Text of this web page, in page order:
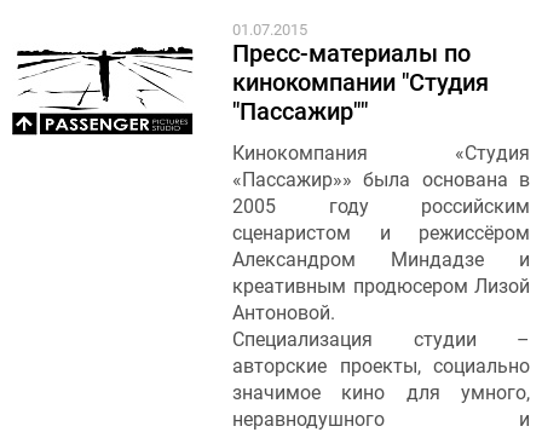
01.07.2015
Пресс-материалы по
кинокомпании "Студия
"Пассажир""
Кинокомпания «Студия
«Пассажир»» была основана в
2005 году российским
сценаристом и режиссёром
Александром Миндадзе и
креативным продюсером Лизой
Антоновой.
Специализация студии –
авторские проекты, социально
значимое кино для умного,
неравнодушного и